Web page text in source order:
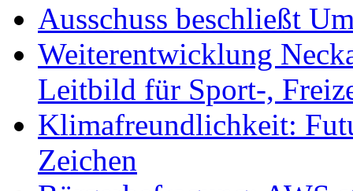
Ausschuss beschließt
Weiterentwicklung
Leitbild für Sport-,
Klimafreundlichkeit:
Zeichen